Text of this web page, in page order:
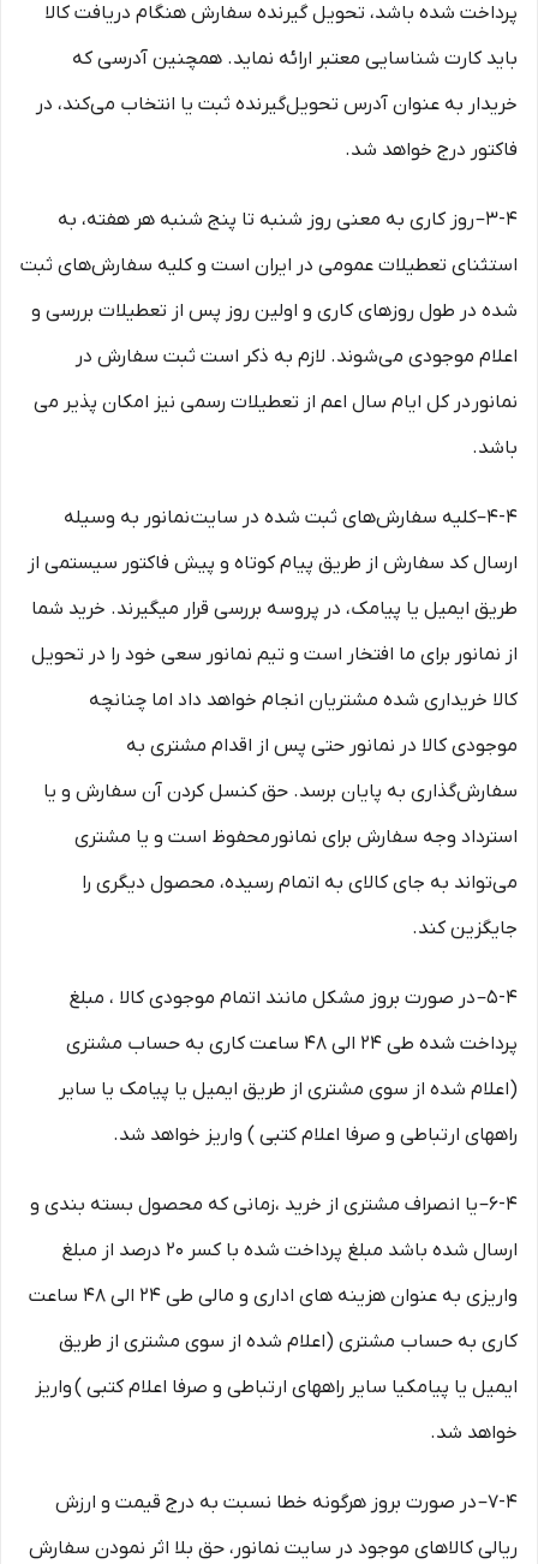
پرداخت شده باشد، تحویل گیرنده سفارش هنگام دریافت کالا
باید کارت شناسایی معتبر ارائه نماید. همچنین آدرسی که
خریدار به عنوان آدرس تحویل‌گیرنده ثبت یا انتخاب می‌کند، در
فاکتور درج خواهد شد.
3-۴– روز کاری به معنی روز شنبه تا پنج شنبه هر هفته، به
استثنای تعطیلات عمومی در ایران است و کلیه سفارش‏‌های ثبت
شده در طول روزهای کاری و اولین روز پس از تعطیلات بررسی و
اعلام موجودی می‌‏شوند. لازم به ذکر است ثبت سفارش در
نمانور در کل ایام سال اعم از تعطیلات رسمی نیز امکان پذیر می
باشد.
4-۴–کلیه سفارش‌‏های ثبت شده در سایت نمانور به وسیله
ارسال کد سفارش از طریق پیام کوتاه و پیش فاکتور سیستمی از
طریق ایمیل یا پیامک، در پروسه بررسی قرار میگیرند. خرید شما
از نمانور برای ما افتخار است و تیم نمانور سعی خود را در تحویل
کالا خریداری شده مشتریان انجام خواهد داد اما چنانچه
موجودی کالا در نمانور حتی پس از اقدام مشتری به
سفارش‌‏گذاری به پایان برسد. حق کنسل کردن آن سفارش و یا
استرداد وجه سفارش برای نمانور محفوظ است و یا مشتری
می‏‌تواند به جای کالای به اتمام رسیده، محصول دیگری را
جایگزین کند.
5-۴– در صورت بروز مشکل مانند اتمام موجودی کالا ، مبلغ
پرداخت شده طی ۲۴ الی ۴۸ ساعت کاری به حساب مشتری
(اعلام شده از سوی مشتری از طریق ایمیل یا پیامک یا سایر
راههای ارتباطی و صرفا اعلام کتبی ) واریز خواهد شد.
6-۴– یا انصراف مشتری از خرید ،زمانی که محصول بسته بندی و
ارسال شده باشد مبلغ پرداخت شده با کسر ۲۰ درصد از مبلغ
واریزی به عنوان هزینه های اداری و مالی طی ۲۴ الی ۴۸ ساعت
کاری به حساب مشتری (اعلام شده از سوی مشتری از طریق
ایمیل یا پیامکیا سایر راههای ارتباطی و صرفا اعلام کتبی ) واریز
خواهد شد.
7-۴– در صورت بروز هرگونه خطا نسبت به درج قیمت و ارزش
ریالی کالاهای موجود در سایت نمانور، حق بلا اثر نمودن سفارش